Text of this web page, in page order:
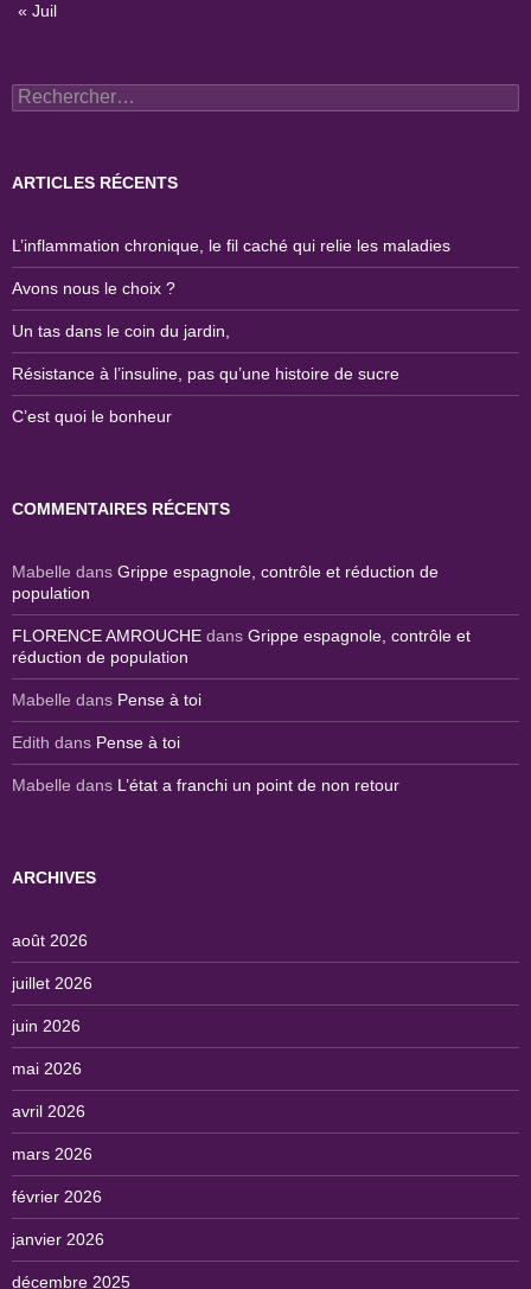
« Juil
Rechercher :
ARTICLES RÉCENTS
L’inflammation chronique, le fil caché qui relie les maladies
Avons nous le choix ?
Un tas dans le coin du jardin,
Résistance à l’insuline, pas qu’une histoire de sucre
C’est quoi le bonheur
COMMENTAIRES RÉCENTS
Mabelle dans Grippe espagnole, contrôle et réduction de
population
FLORENCE AMROUCHE dans Grippe espagnole, contrôle et
réduction de population
Mabelle dans Pense à toi
Edith dans Pense à toi
Mabelle dans L’état a franchi un point de non retour
ARCHIVES
août 2026
juillet 2026
juin 2026
mai 2026
avril 2026
mars 2026
février 2026
janvier 2026
décembre 2025